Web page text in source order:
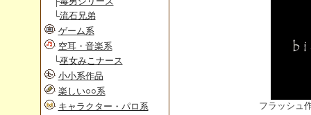
フラッシュ
└流石兄弟
ゲーム系
空耳・音楽系
└巫女みこナース
小小系作品
楽しい○○系
キャラクター・パロ系